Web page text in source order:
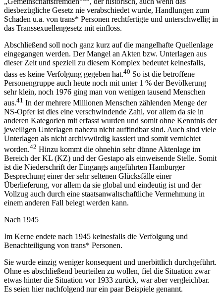
diesbezügliche Gesetz nie verabschiedet wurde, Handlungen zum
Schaden u.a. von trans* Personen rechtfertigte und unterschwellig in
das Transsexuellengesetz mit einfloss.
Abschließend soll noch ganz kurz auf die mangelhafte Quellenlage
eingegangen werden. Der Mangel an Akten bzw. Unterlagen aus
dieser Zeit und speziell zu diesem Komplex bedeutet keinesfalls,
dass es keine Verfolgung gegeben hat.40 So ist die betroffene
Personengruppe auch heute noch mit unter 1 % der Bevölkerung
sehr klein, noch 1976 ging man von wenigen tausend Menschen
aus.41 In der mehrere Millionen Menschen zählenden Menge der
NS-Opfer ist dies eine verschwindende Zahl, vor allem da sie in
anderen Kategorien mit erfasst wurden und somit ohne Kenntnis der
jeweiligen Unterlagen nahezu nicht auffindbar sind. Auch sind viele
Unterlagen als nicht archivwürdig kassiert und somit vernichtet
worden.42 Hinzu kommt die ohnehin sehr dünne Aktenlage im
Bereich der KL (KZ) und der Gestapo als einweisende Stelle. Somit
ist die Niederschrift der Eingangs angeführten Hamburger
Besprechung einer der sehr seltenen Glücksfälle einer
Überlieferung, vor allem da sie global und eindeutig ist und der
Vollzug auch durch eine staatsanwaltschaftliche Vermehmung in
einem anderen Fall belegt werden kann.
Nach 1945
Im Kerne endete nach 1945 keinesfalls die Verfolgung und
Benachteiligung von trans* Personen.
Sie wurde einzig weniger konsequent und unerbittlich durchgeführt.
Ohne es abschließend beurteilen zu wollen, fiel die Situation zwar
etwas hinter die Situation vor 1933 zurück, war aber vergleichbar.
Es seien hier nachfolgend nur ein paar Beispiele genannt.